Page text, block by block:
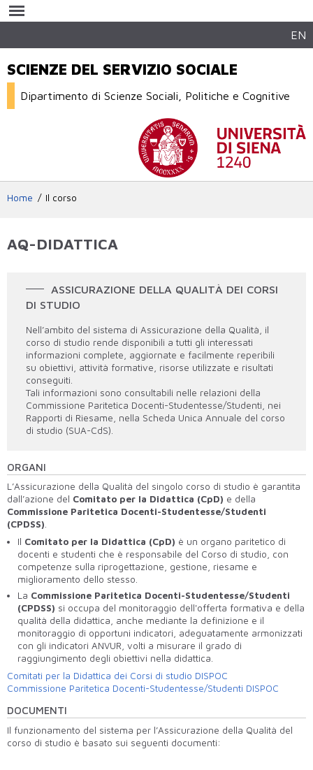
contenuto
EN
SCIENZE DEL SERVIZIO SOCIALE
Dipartimento di Scienze Sociali, Politiche e Cognitive
Home Il corso
AQ-DIDATTICA
ASSICURAZIONE DELLA QUALITÀ DEI CORSI
DI STUDIO
Nell’ambito del sistema di Assicurazione della Qualità, il
corso di studio rende disponibili a tutti gli interessati
informazioni complete, aggiornate e facilmente reperibili
su obiettivi, attività formative, risorse utilizzate e risultati
conseguiti.
Tali informazioni sono consultabili nelle relazioni della
Commissione Paritetica Docenti-Studentesse/Studenti, nei
Rapporti di Riesame, nella Scheda Unica Annuale del corso
di studio (SUA-CdS).
ORGANI
L’Assicurazione della Qualità del singolo corso di studio è garantita
dall’azione del Comitato per la Didattica (CpD) e della
Commissione Paritetica Docenti-Studentesse/Studenti
(CPDSS).
Il Comitato per la Didattica (CpD) è un organo paritetico di
docenti e studenti che è responsabile del Corso di studio, con
competenze sulla riprogettazione, gestione, riesame e
miglioramento dello stesso.
La Commissione Paritetica Docenti-Studentesse/Studenti
(CPDSS) si occupa del monitoraggio dell'offerta formativa e della
qualità della didattica, anche mediante la definizione e il
monitoraggio di opportuni indicatori, adeguatamente armonizzati
con gli indicatori ANVUR, volti a misurare il grado di
raggiungimento degli obiettivi nella didattica.
Comitati per la Didattica dei Corsi di studio DISPOC
Commissione Paritetica Docenti-Studentesse/Studenti DISPOC
DOCUMENTI
Il funzionamento del sistema per l’Assicurazione della Qualità del
corso di studio è basato sui seguenti documenti: